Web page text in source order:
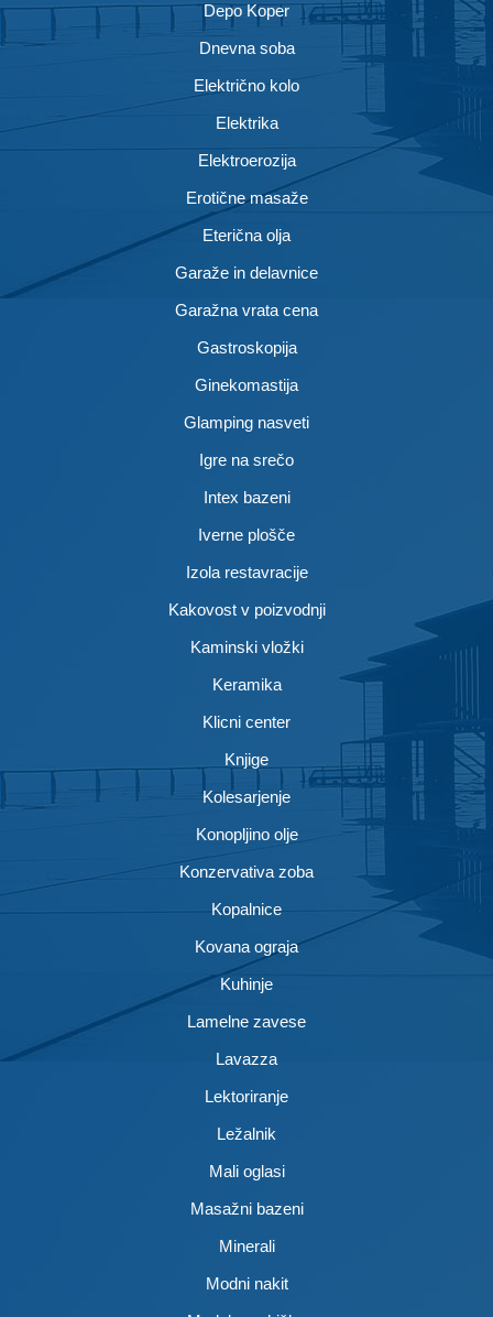
Depo Koper
Dnevna soba
Električno kolo
Elektrika
Elektroerozija
Erotične masaže
Eterična olja
Garaže in delavnice
Garažna vrata cena
Gastroskopija
Ginekomastija
Glamping nasveti
Igre na srečo
Intex bazeni
Iverne plošče
Izola restavracije
Kakovost v poizvodnji
Kaminski vložki
Keramika
Klicni center
Knjige
Kolesarjenje
Konopljino olje
Konzervativa zoba
Kopalnice
Kovana ograja
Kuhinje
Lamelne zavese
Lavazza
Lektoriranje
Ležalnik
Mali oglasi
Masažni bazeni
Minerali
Modni nakit